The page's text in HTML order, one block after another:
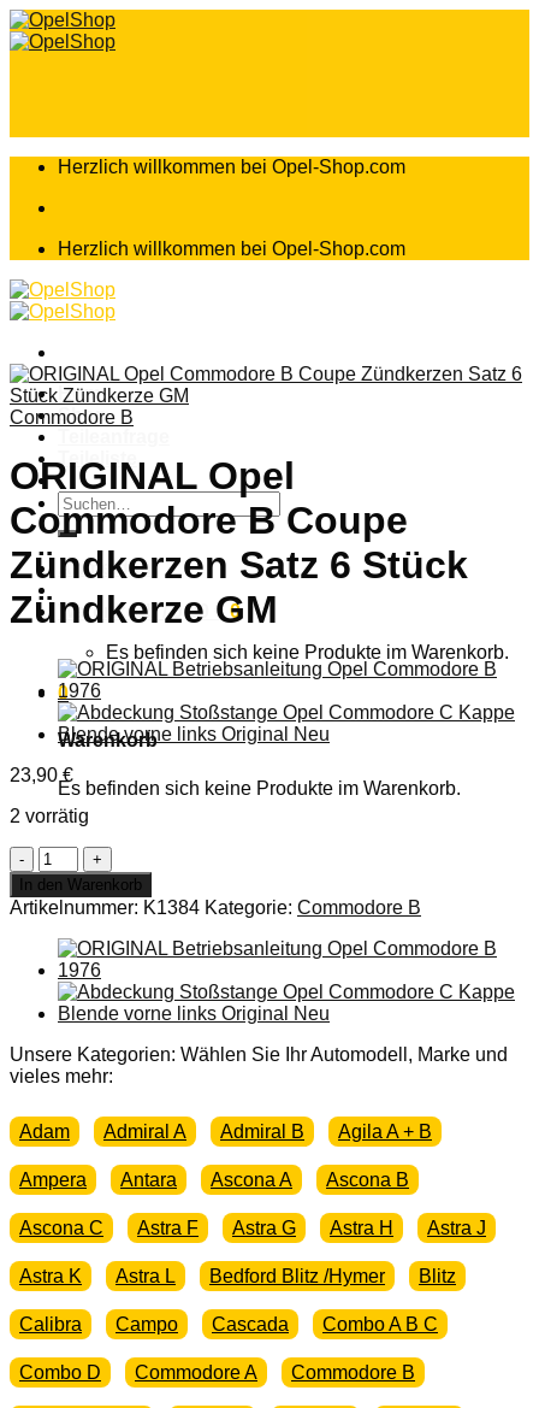
Zum
Inhalt
Herzlich willkommen bei Opel-Shop.com
Herzlich willkommen bei Opel-Shop.com
Home
Shop
Teileliste
Suchen
nach:
Anmelden
Warenkorb /0,00 € 0
Es befinden sich keine Produkte im Warenkorb.
0
Warenkorb
Es befinden sich keine Produkte im Warenkorb.
Commodore B
ORIGINAL Opel
Commodore B Coupe
Zündkerzen Satz 6 Stück
Zündkerze GM
23,90 €
2 vorrätig
ORIGINAL
Opel
Commodore
B
Coupe
Zündkerzen
Satz
6
Stück
Zündkerze
GM
In den Warenkorb
Artikelnummer: K1384 Kategorie: Commodore B
Unsere Kategorien: Wählen Sie Ihr Automodell, Marke und
vieles mehr:
Adam Admiral A Admiral B Agila A + B
Ampera Antara Ascona A Ascona B
Ascona C Astra F Astra G Astra H Astra J
Astra K Astra L Bedford Blitz /Hymer Blitz
Calibra Campo Cascada Combo A B C
Combo D Commodore A Commodore B